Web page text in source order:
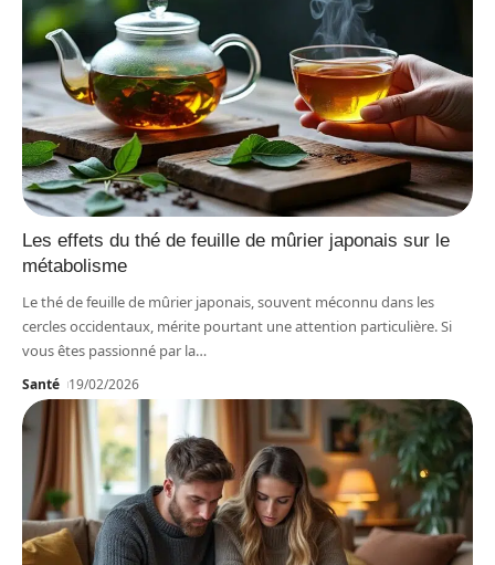
Les effets du thé de feuille de mûrier japonais sur le
métabolisme
Le thé de feuille de mûrier japonais, souvent méconnu dans les
cercles occidentaux, mérite pourtant une attention particulière. Si
vous êtes passionné par la…
Santé 19/02/2026